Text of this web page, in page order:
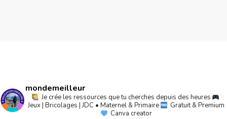
mondemeilleur
Je crée les ressources que tu cherches depuis des heures
Jeux | Bricolages | JDC • Maternel & Primaire
Gratuit & Premium
Canva creator